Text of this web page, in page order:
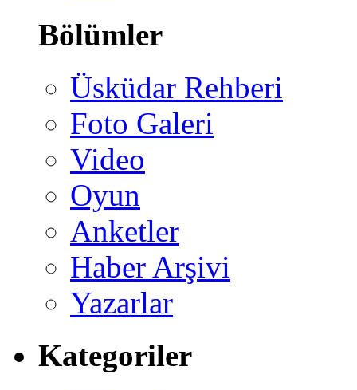
Bölümler
Üsküdar Rehberi
Foto Galeri
Video
Oyun
Anketler
Haber Arşivi
Yazarlar
Kategoriler